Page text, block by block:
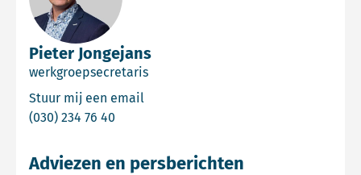
Pieter Jongejans
werkgroepsecretaris
Stuur mij een email
(030) 234 76 40
Adviezen en persberichten